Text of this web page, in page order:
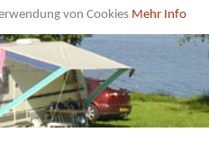
von Cookies Mehr Info